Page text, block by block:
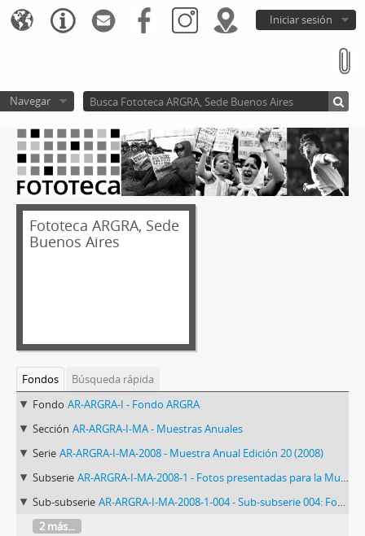
Iniciar sesión
Navegar
Fototeca ARGRA, Sede
Buenos Aires
Fondos
Búsqueda rápida
Fondo AR-ARGRA-I - Fondo ARGRA
Sección AR-ARGRA-I-MA - Muestras Anuales
Serie AR-ARGRA-I-MA-2008 - Muestra Anual Edición 20 (2008)
Subserie AR-ARGRA-I-MA-2008-1 - Fotos presentadas para la Muestra Anual XX Edición (período 2008)
Sub-subserie AR-ARGRA-I-MA-2008-1-004 - Sub-subserie 004: Fotos de Rodrigo Abd
2 más...